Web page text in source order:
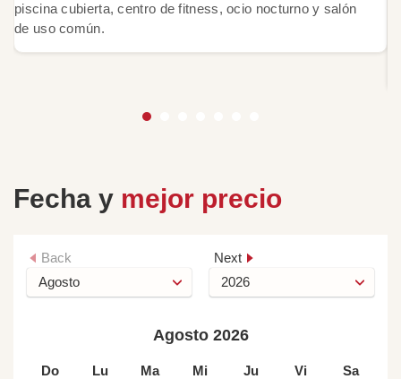
piscina cubierta, centro de fitness, ocio nocturno y salón
de uso común.
Fecha y mejor precio
Back Next
Agosto 2026
Do Lu Ma Mi Ju Vi Sa